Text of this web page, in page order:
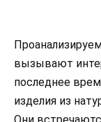
вызывают
последнее
изделия из